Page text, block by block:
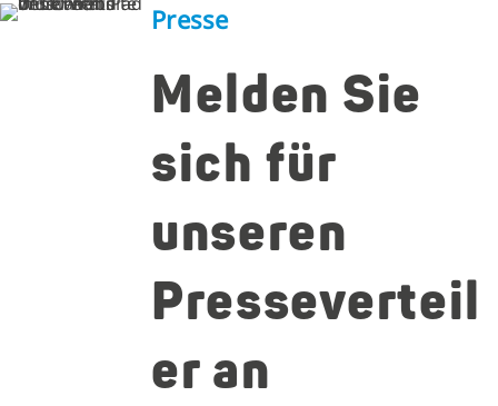
Presse
Melden Sie
sich für
unseren
Presseverteil
er an